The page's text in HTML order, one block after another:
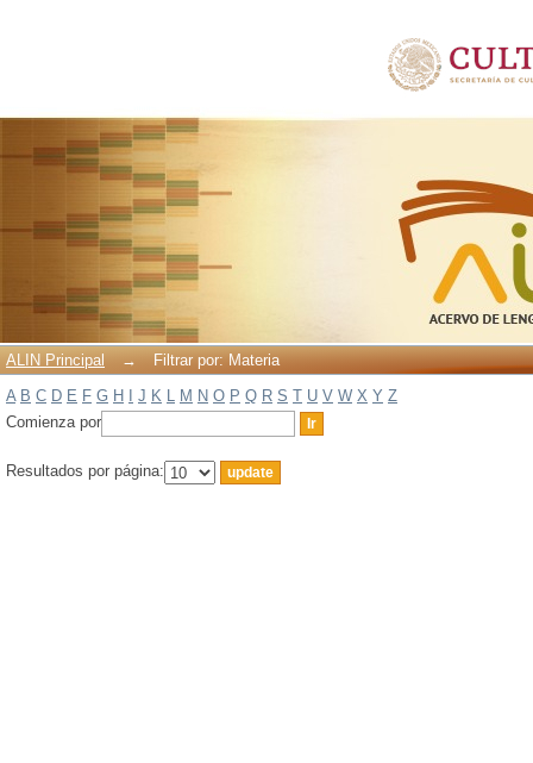
ALIN Principal →
Filtrar por: Materia
A B C D E F G H J K L M N O P Q R S T U V W X Y Z
Comienza por
Resultados por página: